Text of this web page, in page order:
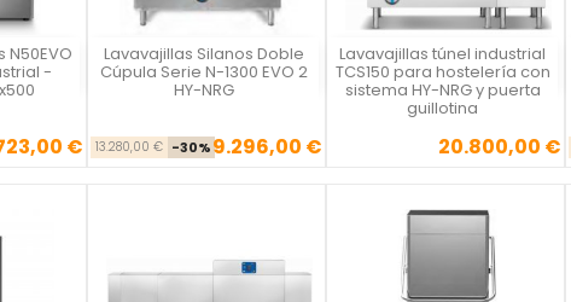
N50EVO
-
base
Precio
€
 Lavavajillas Silanos Doble
Cúpula Serie N-1300 EVO 2
HY-NRG
Precio base
13.280,00 € -30% Precio
9.296,00 €

Vista rápida Lavavajillas túnel industrial
TCS150 para hostelería con
sistema HY-NRG y puerta
guillotina
Precio
20.800,00 €

Vista rápida